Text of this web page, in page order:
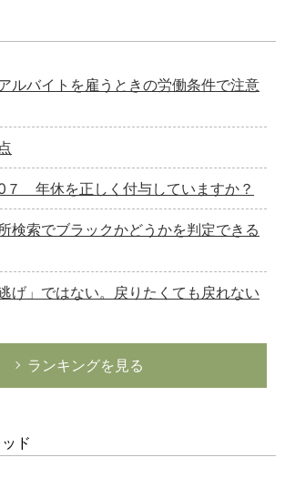
ルバイトを雇うときの労働条件で注意
７ 年休を正しく付与していますか？
検索でブラックかどうかを判定できる
げ」ではない。戻りたくても戻れない
ランキングを見る
ド